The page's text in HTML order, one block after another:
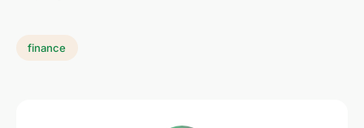
finance